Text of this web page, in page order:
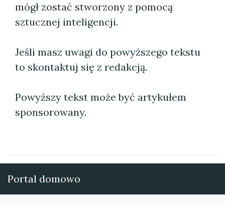
mógł zostać stworzony z pomocą
sztucznej inteligencji.
Jeśli masz uwagi do powyższego tekstu
to skontaktuj się z redakcją.
Powyższy tekst może być artykułem
sponsorowany.
Portal domowo